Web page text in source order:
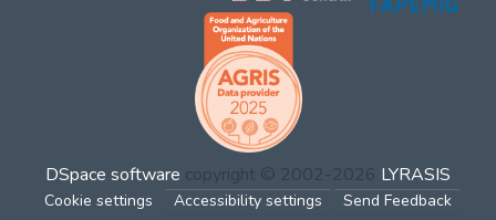
DSpace software copyright © 2002-2026 LYRASIS
Cookie settings Accessibility settings Send Feedback